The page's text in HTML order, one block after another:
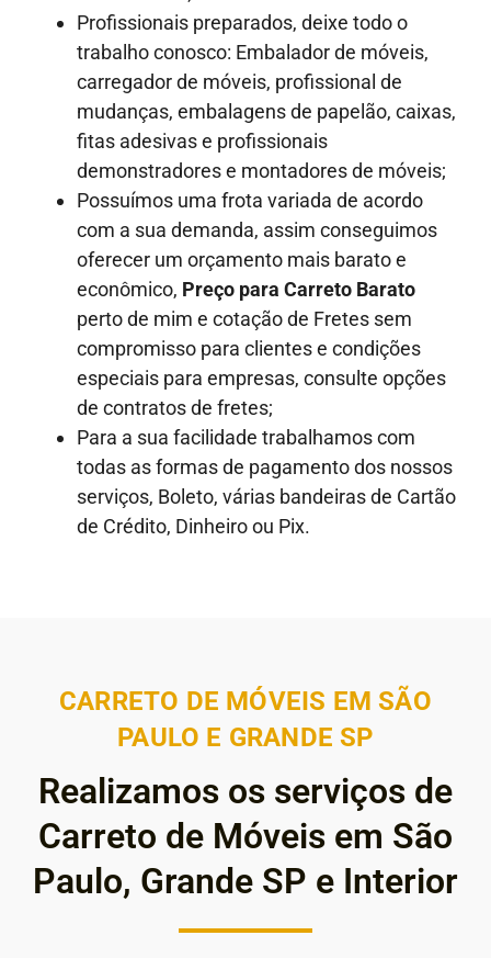
Profissionais preparados, deixe todo o
trabalho conosco: Embalador de móveis,
carregador de móveis, profissional de
mudanças, embalagens de papelão, caixas,
fitas adesivas e profissionais
demonstradores e montadores de móveis;
Possuímos uma frota variada de acordo
com a sua demanda, assim conseguimos
oferecer um orçamento mais barato e
econômico, Preço para Carreto Barato
perto de mim e cotação de Fretes sem
compromisso para clientes e condições
especiais para empresas, consulte opções
de contratos de fretes;
Para a sua facilidade trabalhamos com
todas as formas de pagamento dos nossos
serviços, Boleto, várias bandeiras de Cartão
de Crédito, Dinheiro ou Pix.
CARRETO DE MÓVEIS EM SÃO
PAULO E GRANDE SP
Realizamos os serviços de
Carreto de Móveis em São
Paulo, Grande SP e Interior